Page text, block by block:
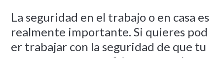
La seguridad en el trabajo o en casa es
realmente importante. Si quieres pod
er trabajar con la seguridad de que tu